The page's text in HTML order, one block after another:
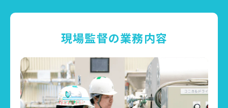
現場監督の業務内容